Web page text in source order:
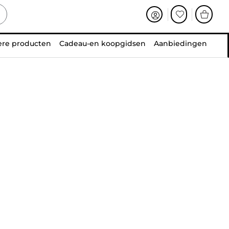
producten Cadeau-en koopgidsen Aanbiedingen